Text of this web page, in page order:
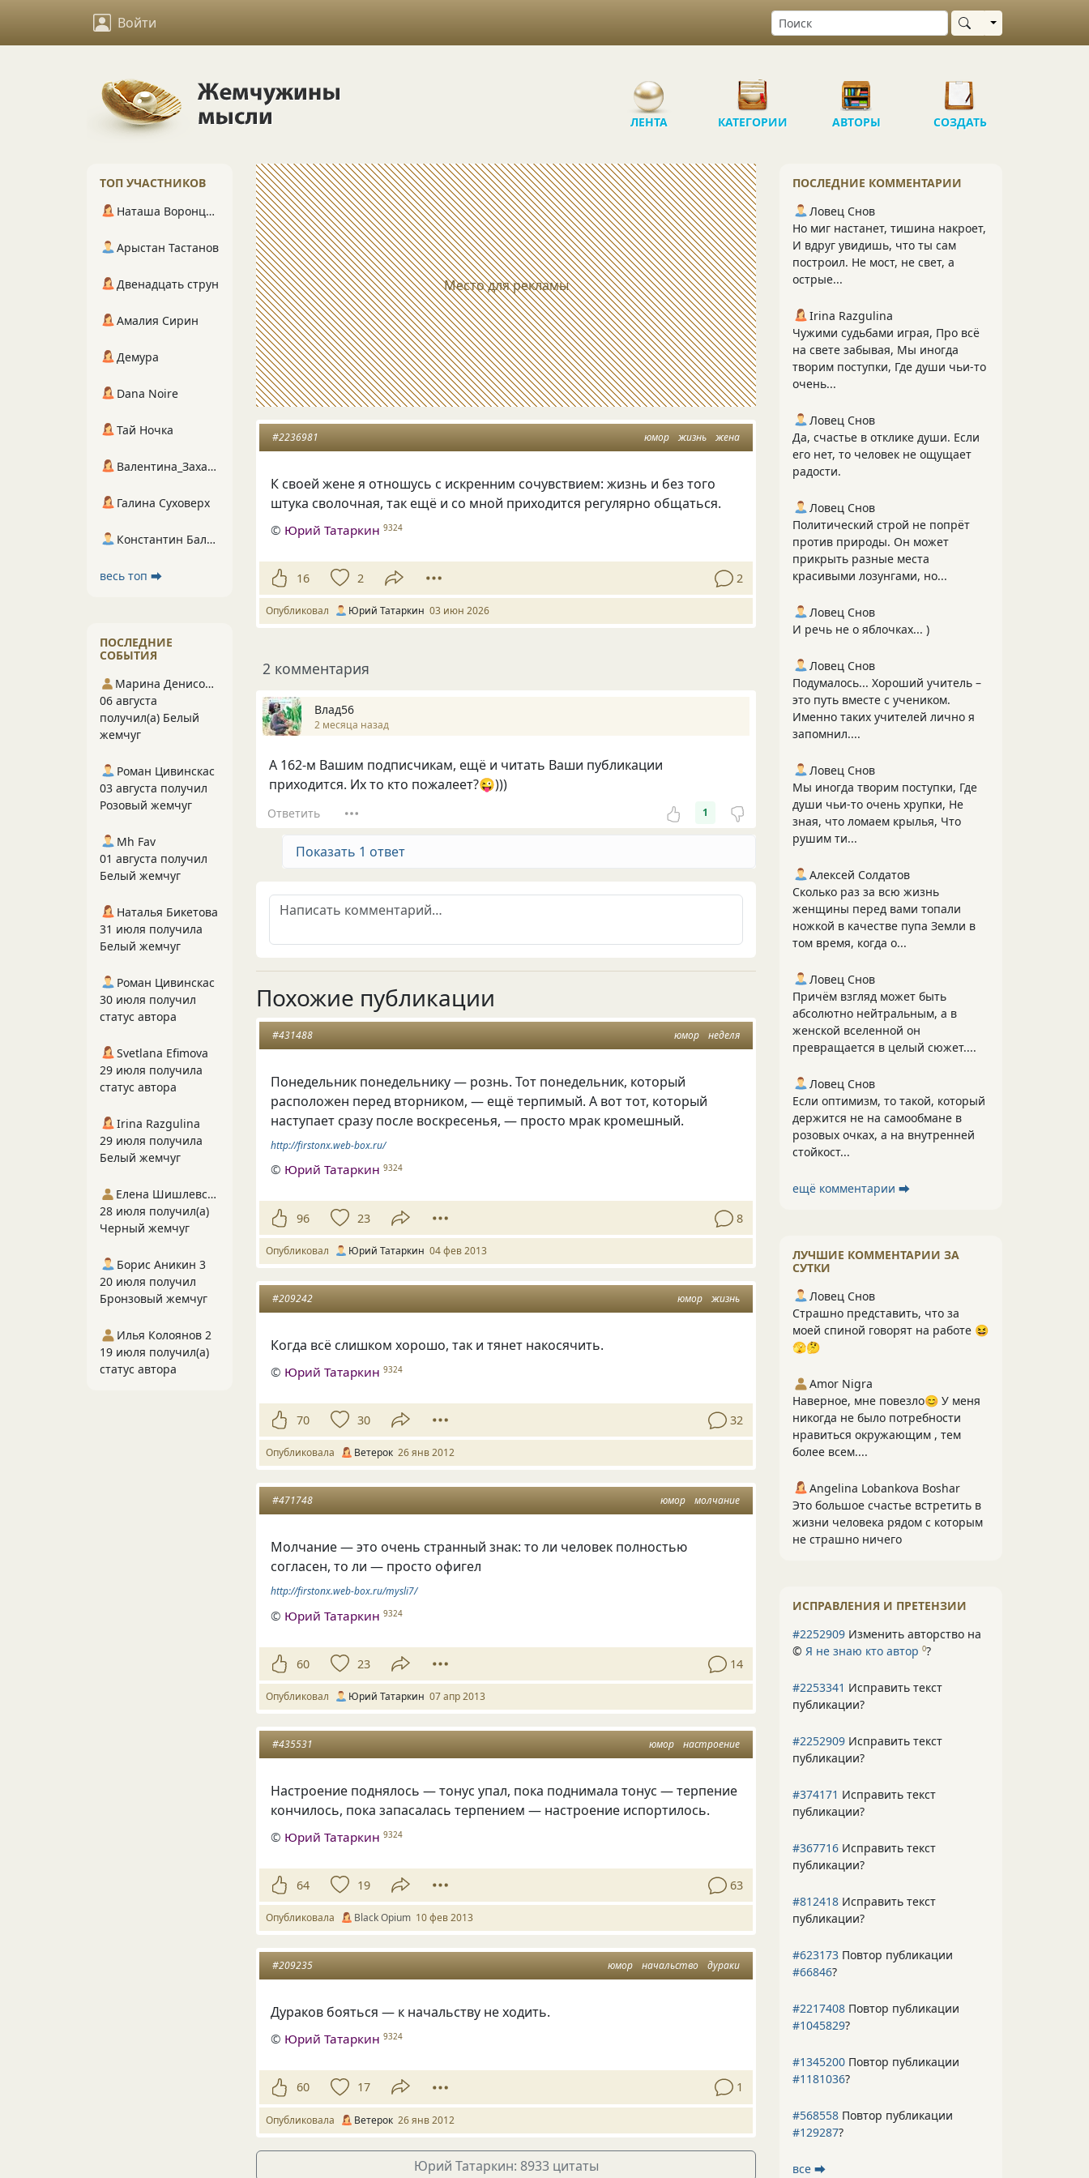
Войти Выбрать область
ЛЕНТА КАТЕГОРИИ АВТОРЫ СОЗДАТЬ
Место для рекламы
юмор жизнь жена
#2236981
К своей жене я отношусь с искренним сочувствием: жизнь и без того
штука сволочная, так ещё и со мной приходится регулярно общаться.
© Юрий Татаркин 9324
16 2 2
Опубликовал Юрий Татаркин 03 июн 2026
2 комментария
Влад56
2 месяца назад
А 162-м Вашим подписчикам, ещё и читать Ваши публикации
приходится. Их то кто пожалеет?😜)))
Ответить 1
Показать 1 ответ
Похожие публикации
юмор неделя
#431488
Понедельник понедельнику — рознь. Тот понедельник, который
расположен перед вторником, — ещё терпимый. А вот тот, который
наступает сразу после воскресенья, — просто мрак кромешный.
http://firstonx.web-box.ru/
© Юрий Татаркин 9324
96 23 8
Опубликовал Юрий Татаркин 04 фев 2013
юмор жизнь
#209242
Когда всё слишком хорошо, так и тянет накосячить.
© Юрий Татаркин 9324
70 30 32
Опубликовала Ветерок 26 янв 2012
юмор молчание
#471748
Молчание — это очень странный знак: то ли человек полностью
согласен, то ли — просто офигел
http://firstonx.web-box.ru/mysli7/
© Юрий Татаркин 9324
60 23 14
Опубликовал Юрий Татаркин 07 апр 2013
юмор настроение
#435531
Настроение поднялось — тонус упал, пока поднимала тонус — терпение
кончилось, пока запасалась терпением — настроение испортилось.
© Юрий Татаркин 9324
64 19 63
Опубликовала Вlack Оpium 10 фев 2013
юмор начальство дураки
#209235
Дураков бояться — к начальству не ходить.
© Юрий Татаркин 9324
60 17 1
Опубликовала Ветерок 26 янв 2012
Юрий Татаркин: 8933 цитаты
ПОСЛЕДНИЕ КОММЕНТАРИИ
Ловец Снов
Но миг настанет, тишина накроет,
И вдруг увидишь, что ты сам
построил. Не мост, не свет, а
острые...
Irina Razgulina
Чужими судьбами играя, Про всё
на свете забывая, Мы иногда
творим поступки, Где души чьи-то
очень...
Ловец Снов
Да, счастье в отклике души. Если
его нет, то человек не ощущает
радости.
Ловец Снов
Политический строй не попрёт
против природы. Он может
прикрыть разные места
красивыми лозунгами, но...
Ловец Снов
И речь не о яблочках... )
Ловец Снов
Подумалось... Хороший учитель –
это путь вместе с учеником.
Именно таких учителей лично я
запомнил....
Ловец Снов
Мы иногда творим поступки, Где
души чьи-то очень хрупки, Не
зная, что ломаем крылья, Что
рушим ти...
Алексей Солдатов
Сколько раз за всю жизнь
женщины перед вами топали
ножкой в качестве пупа Земли в
том время, когда о...
Ловец Снов
Причём взгляд может быть
абсолютно нейтральным, а в
женской вселенной он
превращается в целый сюжет....
Ловец Снов
Если оптимизм, то такой, который
держится не на самообмане в
розовых очках, а на внутренней
стойкост...
ещё комментарии ⮕
ЛУЧШИЕ КОММЕНТАРИИ ЗА
СУТКИ
Ловец Снов
Страшно представить, что за
моей спиной говорят на работе 😆
🫣🤔
Amor Nigra
Наверное, мне повезло😊 У меня
никогда не было потребности
нравиться окружающим , тем
более всем....
Angelina Lobankova Boshar
Это большое счастье встретить в
жизни человека рядом с которым
не страшно ничего
ИСПРАВЛЕНИЯ И ПРЕТЕНЗИИ
#2252909 Изменить авторство на
© Я не знаю кто автор 0?
#2253341 Исправить текст
публикации?
#2252909 Исправить текст
публикации?
#374171 Исправить текст
публикации?
#367716 Исправить текст
публикации?
#812418 Исправить текст
публикации?
#623173 Повтор публикации
#66846?
#2217408 Повтор публикации
#1045829?
#1345200 Повтор публикации
#1181036?
#568558 Повтор публикации
#129287?
все ⮕
ТОП УЧАСТНИКОВ
Наташа Воронцова
Арыстан Тастанов
Двенадцать струн
Амалия Сирин
Демура
Dana Noire
Тай Ночка
Валентина_Захарова
Галина Суховерх
Константин Балухта
весь топ ⮕
ПОСЛЕДНИЕ
СОБЫТИЯ
Марина Денисова 5
06 августа
получил(а) Белый
жемчуг
Роман Цивинскас
03 августа получил
Розовый жемчуг
Mh Fav
01 августа получил
Белый жемчуг
Наталья Бикетова
31 июля получила
Белый жемчуг
Роман Цивинскас
30 июля получил
статус автора
Svetlana Efimova
29 июля получила
статус автора
Irina Razgulina
29 июля получила
Белый жемчуг
Елена Шишлевская
28 июля получил(а)
Черный жемчуг
Борис Аникин 3
20 июля получил
Бронзовый жемчуг
Илья Колоянов 2
19 июля получил(а)
статус автора